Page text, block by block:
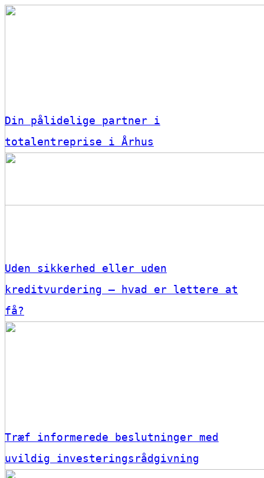
Din pålidelige partner i
totalentreprise i Århus
Uden sikkerhed eller uden
kreditvurdering – hvad er lettere at
få?
Træf informerede beslutninger med
uvildig investeringsrådgivning